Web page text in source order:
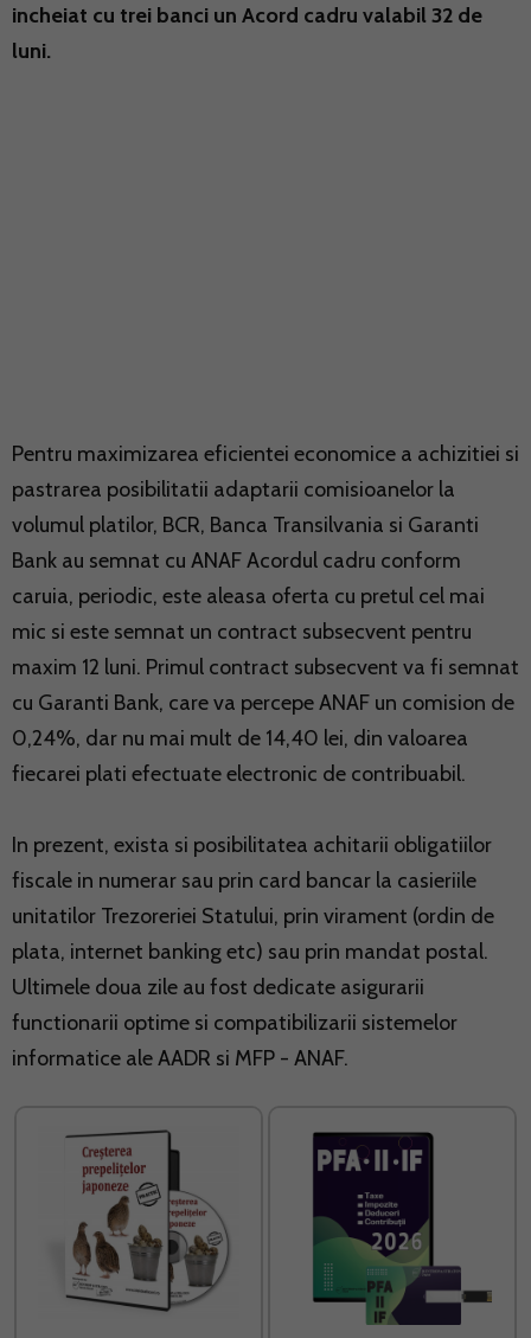
incheiat cu trei banci un Acord cadru valabil 32 de
luni.
Pentru maximizarea eficientei economice a achizitiei si
pastrarea posibilitatii adaptarii comisioanelor la
volumul platilor, BCR, Banca Transilvania si Garanti
Bank au semnat cu ANAF Acordul cadru conform
caruia, periodic, este aleasa oferta cu pretul cel mai
mic si este semnat un contract subsecvent pentru
maxim 12 luni. Primul contract subsecvent va fi semnat
cu Garanti Bank, care va percepe ANAF un comision de
0,24%, dar nu mai mult de 14,40 lei, din valoarea
fiecarei plati efectuate electronic de contribuabil.
In prezent, exista si posibilitatea achitarii obligatiilor
fiscale in numerar sau prin card bancar la casieriile
unitatilor Trezoreriei Statului, prin virament (ordin de
plata, internet banking etc) sau prin mandat postal.
Ultimele doua zile au fost dedicate asigurarii
functionarii optime si compatibilizarii sistemelor
informatice ale AADR si MFP - ANAF.